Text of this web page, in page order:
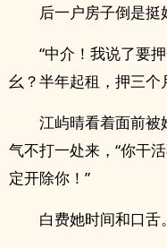
后一户房子倒是
“中介！我说了要
幺？半年起租，押三个
江屿晴看着面前被
气不打一处来，“你干
定开除你！”
白费她时间和口舌。